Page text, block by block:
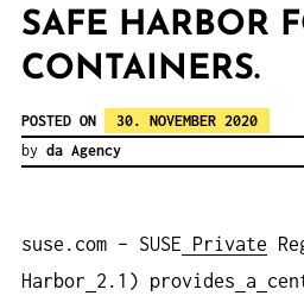
SAFE HARBOR
CONTAINERS.
POSTED ON
30. NOVEMBER 2020
by da Agency
suse.com – SUSE Private
Harbor
2.1) provides a